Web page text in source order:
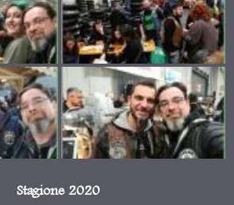
Stagione 2020